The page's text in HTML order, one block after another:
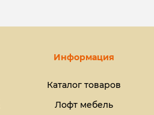
Информация
Каталог товаров
Лофт мебель